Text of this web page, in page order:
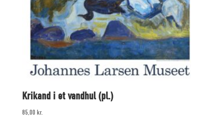
Krikand i et vandhul (pl.)
85,00 kr.